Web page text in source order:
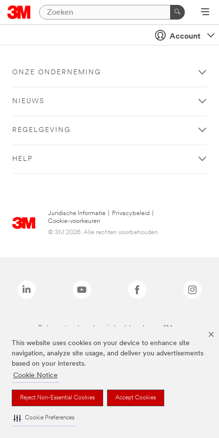
This website uses cookies on your device to enhance site
navigation, analyze site usage, and deliver you advertisements
based on your interests.
Cookie Notice
Reject Non-Essential Cookies Accept Cookies
Cookie Preferences
Account
ONZE ONDERNEMING
NIEUWS
REGELGEVING
HELP
Juridische Informatie Privacybeleid
Cookie-voorkeuren
© 3M 2026. Alle rechten voorbehouden.
De bovenstaande merken zijn handelsmerken van 3M.we